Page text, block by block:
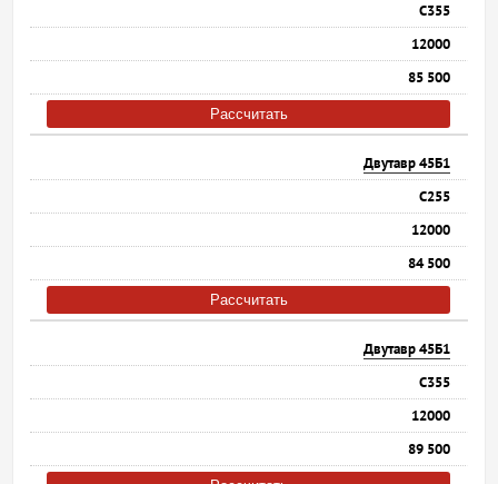
С355
12000
85 500
Рассчитать
Двутавр 45Б1
С255
12000
84 500
Рассчитать
Двутавр 45Б1
С355
12000
89 500